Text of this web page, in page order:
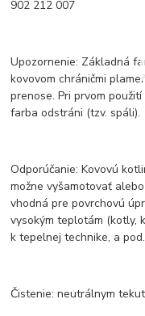
902 212 007
Upozornenie: Základná
kovovom chráničmi
prenose. Pri prvom
farba odstráni (tzv. spáli).
Odporúčanie: Kovovú
možne vyšamotovať
vhodná pre povrchovú
vysokým teplotám (kotly,
k tepelnej technike, a
Čistenie: neutrálnym